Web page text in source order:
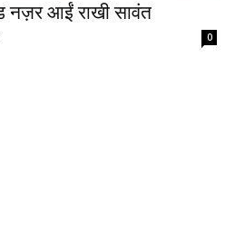
नज़र आईं राखी सावंत
0